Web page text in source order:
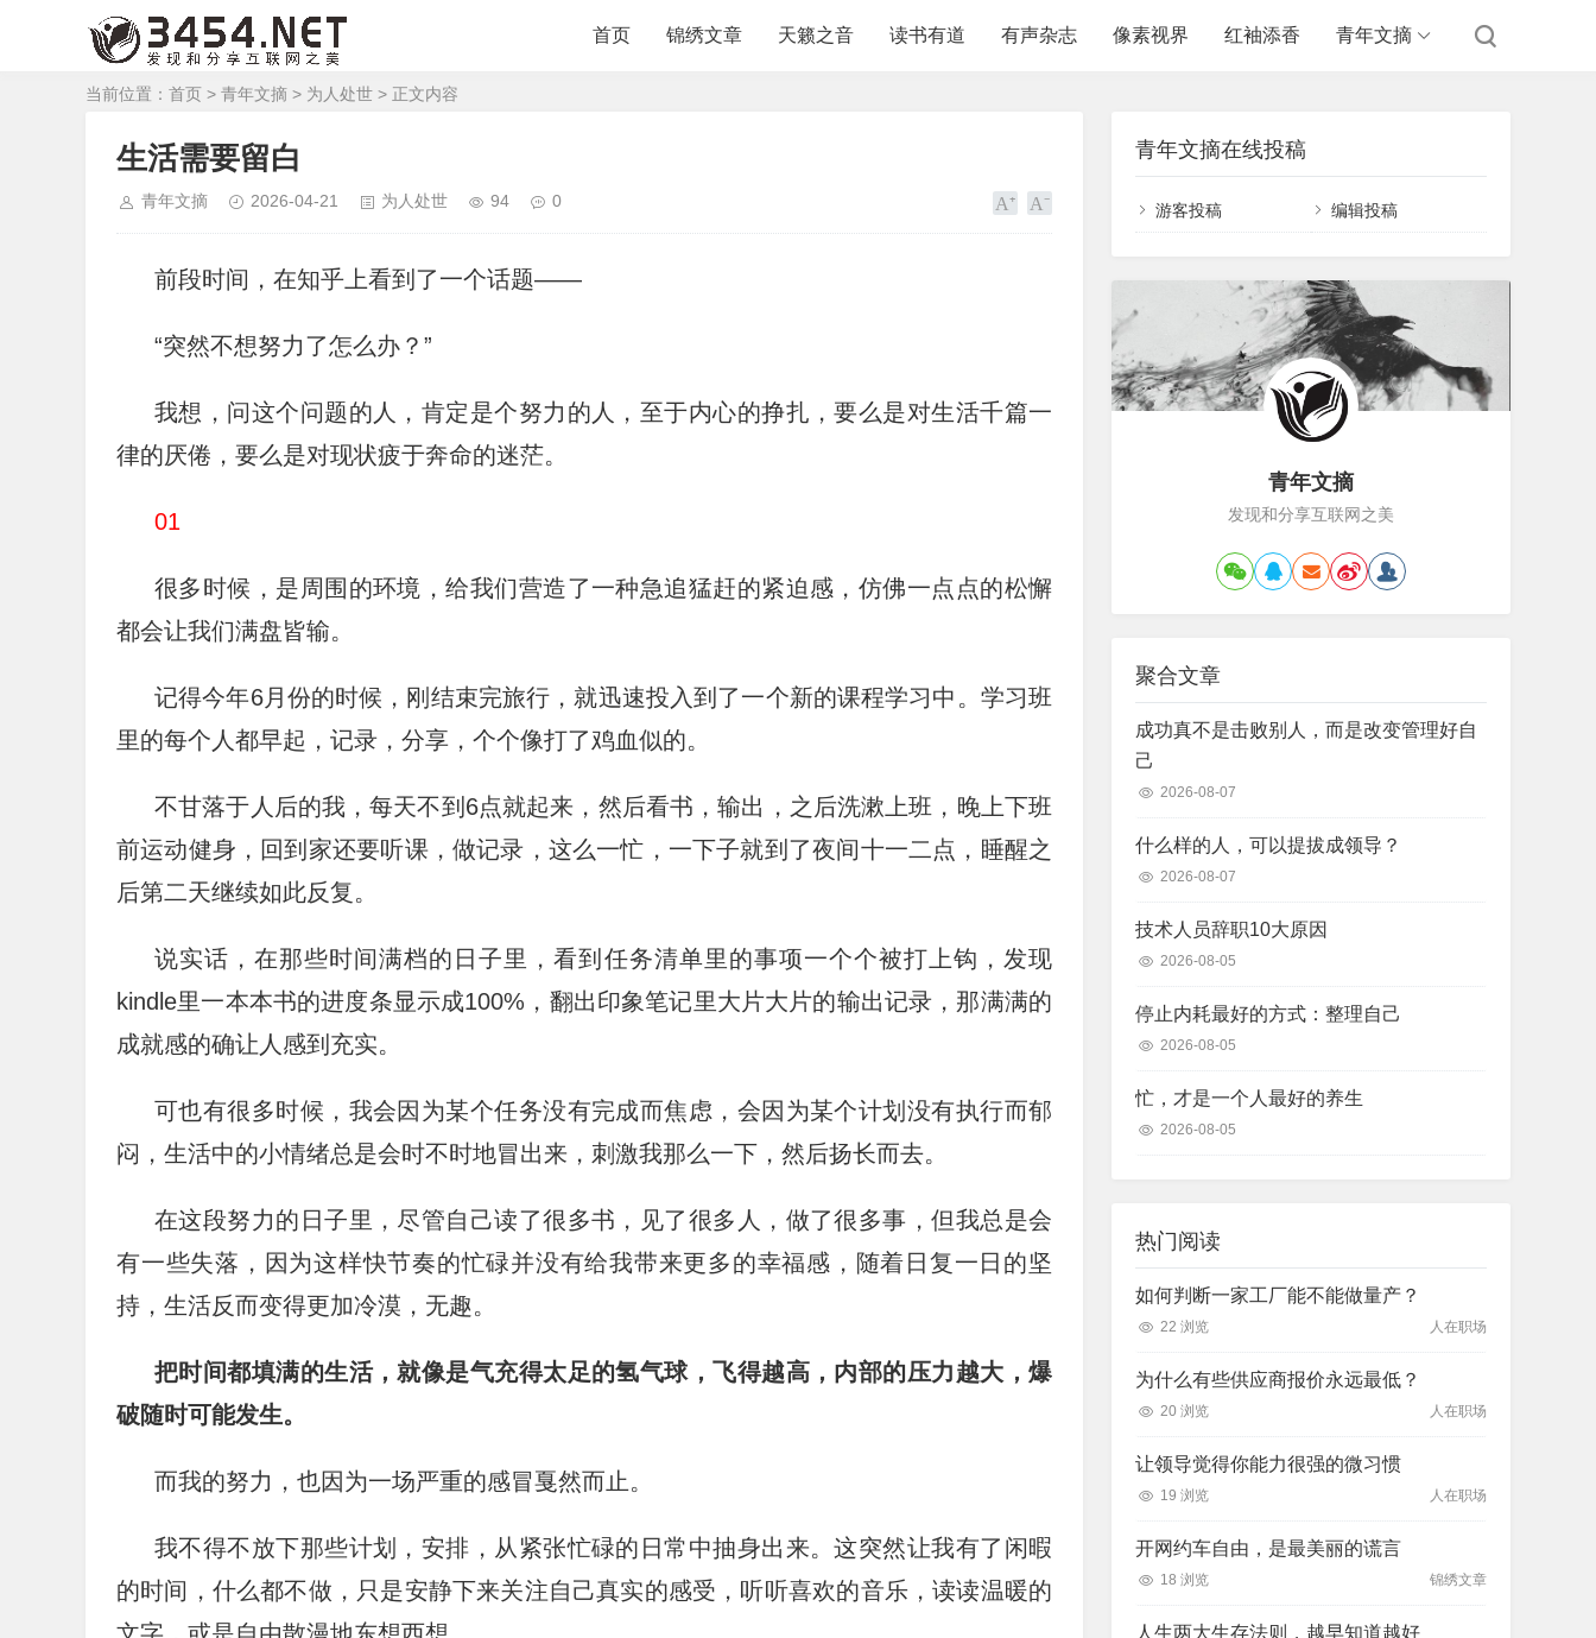
首页 锦绣文章 天籁之音 读书有道 有声杂志 像素视界 红袖添香 青年文摘
当前位置： 首页 > 青年文摘 > 为人处世 > 正文内容
生活需要留白
青年文摘 2026-04-21 为人处世 94 0
前段时间，在知乎上看到了一个话题——
“突然不想努力了怎么办？”
我想，问这个问题的人，肯定是个努力的人，至于内心的挣扎，要么是对生活千篇一
律的厌倦，要么是对现状疲于奔命的迷茫。
01
很多时候，是周围的环境，给我们营造了一种急追猛赶的紧迫感，仿佛一点点的松懈
都会让我们满盘皆输。
记得今年6月份的时候，刚结束完旅行，就迅速投入到了一个新的课程学习中。学习班
里的每个人都早起，记录，分享，个个像打了鸡血似的。
不甘落于人后的我，每天不到6点就起来，然后看书，输出，之后洗漱上班，晚上下班
前运动健身，回到家还要听课，做记录，这么一忙，一下子就到了夜间十一二点，睡醒之
后第二天继续如此反复。
说实话，在那些时间满档的日子里，看到任务清单里的事项一个个被打上钩，发现
kindle里一本本书的进度条显示成100%，翻出印象笔记里大片大片的输出记录，那满满的
成就感的确让人感到充实。
可也有很多时候，我会因为某个任务没有完成而焦虑，会因为某个计划没有执行而郁
闷，生活中的小情绪总是会时不时地冒出来，刺激我那么一下，然后扬长而去。
在这段努力的日子里，尽管自己读了很多书，见了很多人，做了很多事，但我总是会
有一些失落，因为这样快节奏的忙碌并没有给我带来更多的幸福感，随着日复一日的坚
持，生活反而变得更加冷漠，无趣。
把时间都填满的生活，就像是气充得太足的氢气球，飞得越高，内部的压力越大，爆
破随时可能发生。
而我的努力，也因为一场严重的感冒戛然而止。
我不得不放下那些计划，安排，从紧张忙碌的日常中抽身出来。这突然让我有了闲暇
的时间，什么都不做，只是安静下来关注自己真实的感受，听听喜欢的音乐，读读温暖的
青年文摘在线投稿
游客投稿 编辑投稿
青年文摘
发现和分享互联网之美
聚合文章
成功真不是击败别人，而是改变管理好自
己
2026-08-07
什么样的人，可以提拔成领导？
2026-08-07
技术人员辞职10大原因
2026-08-05
停止内耗最好的方式：整理自己
2026-08-05
忙，才是一个人最好的养生
2026-08-05
热门阅读
如何判断一家工厂能不能做量产？
22 浏览 人在职场
为什么有些供应商报价永远最低？
20 浏览 人在职场
让领导觉得你能力很强的微习惯
19 浏览 人在职场
开网约车自由，是最美丽的谎言
18 浏览 锦绣文章
人生两大生存法则，越早知道越好